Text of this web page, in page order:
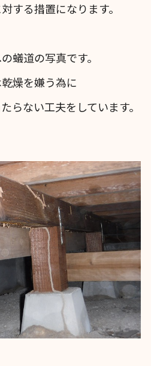
する措置になります。
蟻道の写真です。
燥を嫌う為に
らない工夫をしています。